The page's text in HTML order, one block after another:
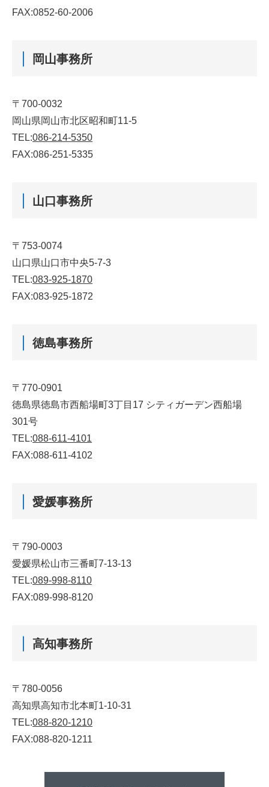
FAX:0852-60-2006
岡山事務所
〒700-0032
岡山県岡山市北区昭和町11-5
TEL:086-214-5350
FAX:086-251-5335
山口事務所
〒753-0074
山口県山口市中央5-7-3
TEL:083-925-1870
FAX:083-925-1872
徳島事務所
〒770-0901
徳島県徳島市西船場町3丁目17 シティガーデン西船場
301号
TEL:088-611-4101
FAX:088-611-4102
愛媛事務所
〒790-0003
愛媛県松山市三番町7-13-13
TEL:089-998-8110
FAX:089-998-8120
高知事務所
〒780-0056
高知県高知市北本町1-10-31
TEL:088-820-1210
FAX:088-820-1211